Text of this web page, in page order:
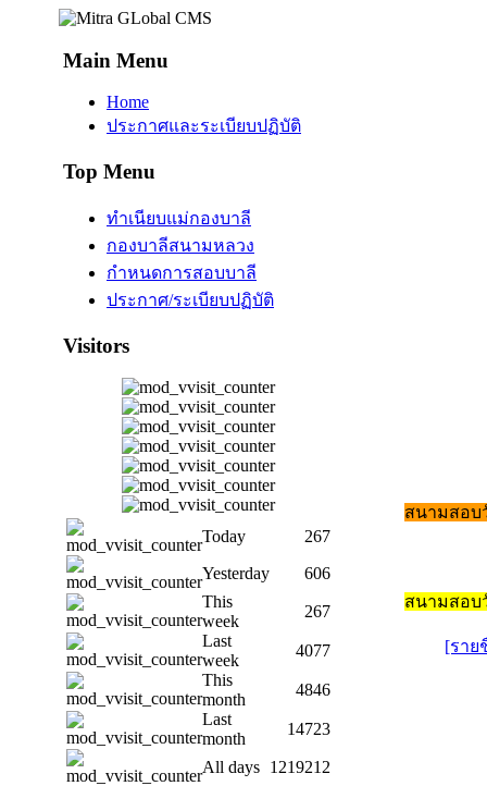
Main Menu
Home
ประกาศและระเบียบปฏิบัติ
Top Menu
ทำเนียบแม่กองบาลี
กองบาลีสนามหลวง
กำหนดการสอบบาลี
ประกาศ/ระเบียบปฏิบัติ
Visitors
Today
267
Yesterday
606
This
week
267
Last
week
4077
This
month
4846
Last
month
14723
All days 1219212
สนามสอบ
สนามสอบ
[ราย